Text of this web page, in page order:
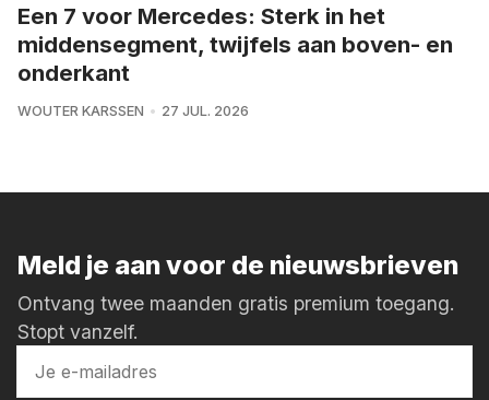
Een 7 voor Mercedes: Sterk in het
middensegment, twijfels aan boven- en
onderkant
WOUTER KARSSEN 27 JUL. 2026
Meld je aan voor de nieuwsbrieven
Ontvang twee maanden gratis premium toegang.
Stopt vanzelf.